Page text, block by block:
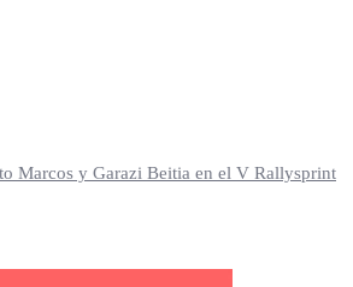
Marcos y Garazi Beitia en el V Rallysprint